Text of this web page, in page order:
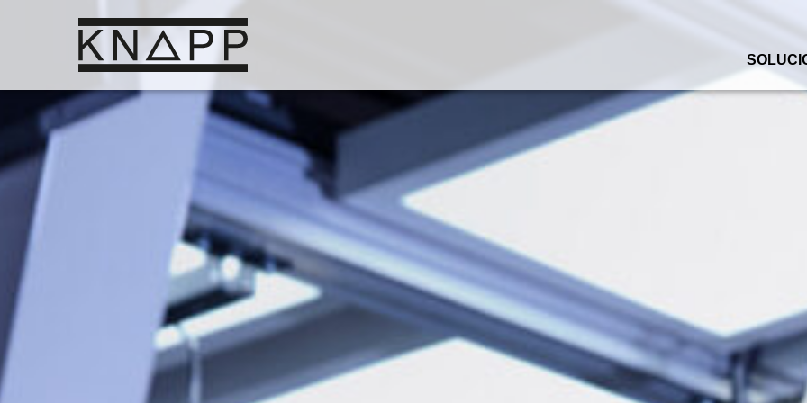
Vista general
Software de cadena
Plataformas logísticas
Robótica e IA
Sistemas automatizados de
almacenamiento
Automáticos de preparación
Puestos de trabajo y
preparación sin documentos